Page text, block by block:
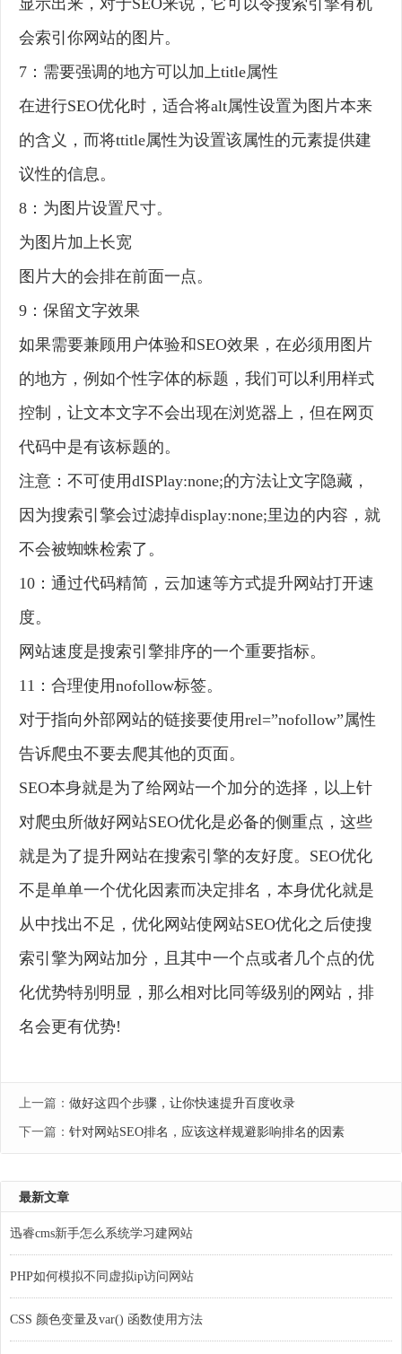
显示出来，对于SEO来说，它可以令搜索引擎有机
会索引你网站的图片。
7：需要强调的地方可以加上title属性
在进行SEO优化时，适合将alt属性设置为图片本来
的含义，而将ttitle属性为设置该属性的元素提供建
议性的信息。
8：为图片设置尺寸。
为图片加上长宽
图片大的会排在前面一点。
9：保留文字效果
如果需要兼顾用户体验和SEO效果，在必须用图片
的地方，例如个性字体的标题，我们可以利用样式
控制，让文本文字不会出现在浏览器上，但在网页
代码中是有该标题的。
注意：不可使用dISPlay:none;的方法让文字隐藏，
因为搜索引擎会过滤掉display:none;里边的内容，就
不会被蜘蛛检索了。
10：通过代码精简，云加速等方式提升网站打开速
度。
网站速度是搜索引擎排序的一个重要指标。
11：合理使用nofollow标签。
对于指向外部网站的链接要使用rel=”nofollow”属性
告诉爬虫不要去爬其他的页面。
SEO本身就是为了给网站一个加分的选择，以上针
对爬虫所做好网站SEO优化是必备的侧重点，这些
就是为了提升网站在搜索引擎的友好度。SEO优化
不是单单一个优化因素而决定排名，本身优化就是
从中找出不足，优化网站使网站SEO优化之后使搜
索引擎为网站加分，且其中一个点或者几个点的优
化优势特别明显，那么相对比同等级别的网站，排
名会更有优势!
上一篇： 做好这四个步骤，让你快速提升百度收录
下一篇： 针对网站SEO排名，应该这样规避影响排名的因素
最新文章
迅睿cms新手怎么系统学习建网站
PHP如何模拟不同虚拟ip访问网站
CSS 颜色变量及var() 函数使用方法